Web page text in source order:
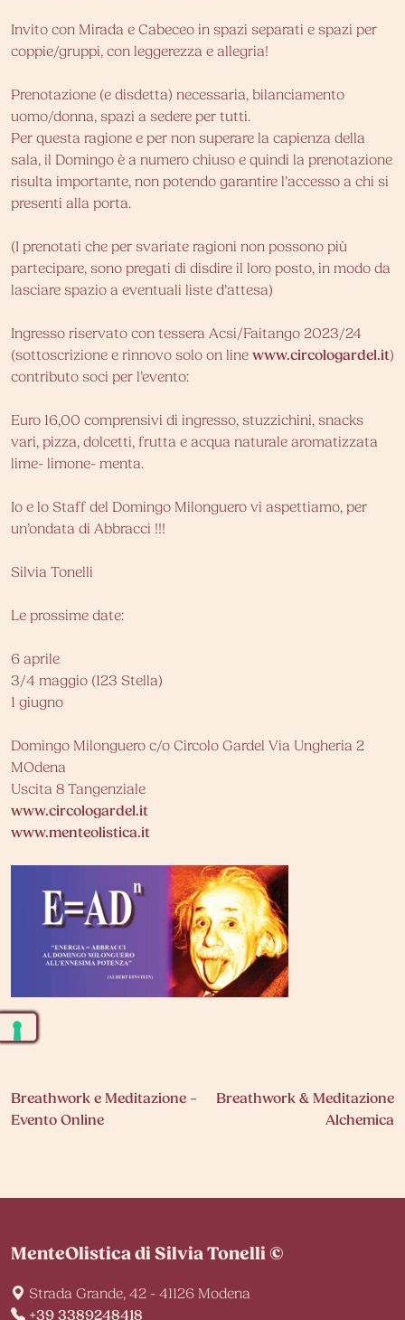
Invito con Mirada e Cabeceo in spazi separati e spazi per
coppie/gruppi, con leggerezza e allegria!
Prenotazione (e disdetta) necessaria, bilanciamento
uomo/donna, spazi a sedere per tutti.
Per questa ragione e per non superare la capienza della
sala, il Domingo è a numero chiuso e quindi la prenotazione
risulta importante, non potendo garantire l’accesso a chi si
presenti alla porta.
(I prenotati che per svariate ragioni non possono più
partecipare, sono pregati di disdire il loro posto, in modo da
lasciare spazio a eventuali liste d’attesa)
Ingresso riservato con tessera Acsi/Faitango 2023/24
(sottoscrizione e rinnovo solo on line www.circologardel.it)
contributo soci per l’evento:
Euro 16,00 comprensivi di ingresso, stuzzichini, snacks
vari, pizza, dolcetti, frutta e acqua naturale aromatizzata
lime- limone- menta.
Io e lo Staff del Domingo Milonguero vi aspettiamo, per
un’ondata di Abbracci !!!
Silvia Tonelli
Le prossime date:
6 aprile
3/4 maggio (123 Stella)
1 giugno
Domingo Milonguero c/o Circolo Gardel Via Ungheria 2
MOdena
Uscita 8 Tangenziale
www.circologardel.it
www.menteolistica.it
Navigazione
articoli
Breathwork e Meditazione –
Evento Online
Breathwork & Meditazione
Alchemica
MenteOlistica di Silvia Tonelli ©
Strada Grande, 42 - 41126 Modena
+39 3389248418